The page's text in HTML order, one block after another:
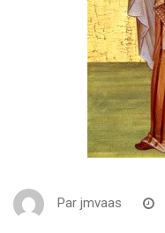
Par jmvaas